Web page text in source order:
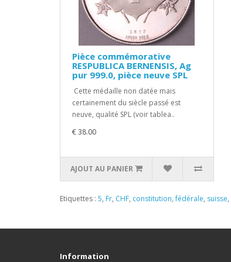
Pièce commémorative
RESPUBLICA BERNENSIS, Ag
pur 999.0, pièce neuve SPL
Cette médaille non datée mais
certainement du siècle passé est
neuve, qualité SPL (voir tablea..
€ 38.00
AJOUT AU PANIER
Etiquettes : 5, Fr, CHF, constitution,fédérale, suisse,
Information